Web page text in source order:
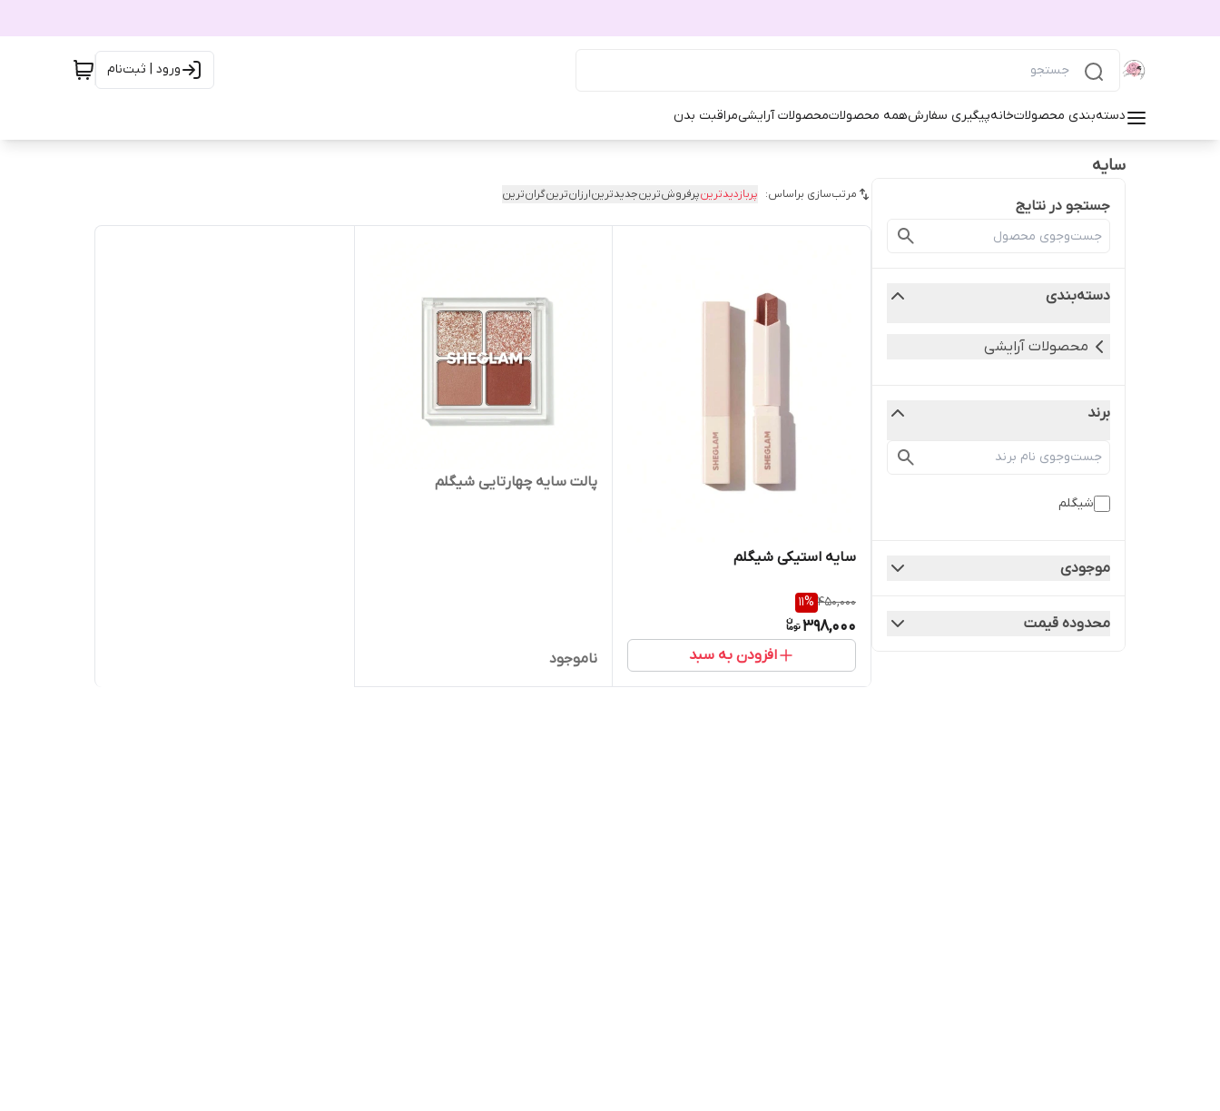
ورود | ثبت‌نام
دسته‌بندی محصولاتخانهپیگیری سفارشهمه محصولاتمحصولات آرایشیمراقبت بدن
سایه
جستجو در نتایج
دسته‌بندی
محصولات آرایشی
برند
شیگلم
موجودی
محدوده قیمت
مرتب‌سازی براساس: پربازدیدترینپرفروش‌ترینجدیدترینارزان‌ترینگران‌ترین
سایه استیکی شیگلم
450,000
11%
398,000
افزودن به سبد
پالت سایه چهارتایی شیگلم
ناموجود